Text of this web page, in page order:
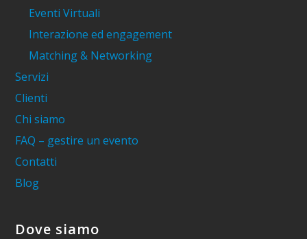
Eventi Virtuali
Interazione ed engagement
Matching & Networking
Servizi
Clienti
Chi siamo
FAQ – gestire un evento
Contatti
Blog
Dove siamo